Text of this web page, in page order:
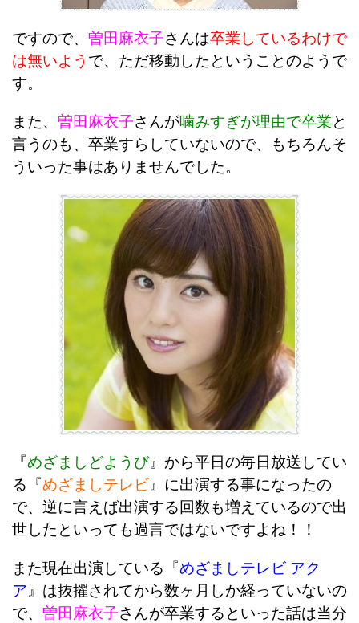
ですので、 曽田麻衣子さんは卒業しているわけで
は無いよう で、ただ移動したということのようで
す。
また、 曽田麻衣子さんが噛みすぎが理由で卒業と
言うのも、卒業すらしていないので、もちろんそ
ういった事はありませんでした。
『めざましどようび』から平日の毎日放送してい
る『めざましテレビ』に出演する事になったの
で、逆に言えば出演する回数も増えているので出
世したといっても過言ではないですよね！！
また現在出演している『めざましテレビ アク
ア』は抜擢されてから数ヶ月しか経っていないの
で、 曽田麻衣子さんが卒業するといった話は当分